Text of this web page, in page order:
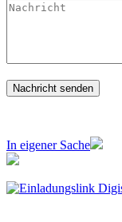
In eigener Sache